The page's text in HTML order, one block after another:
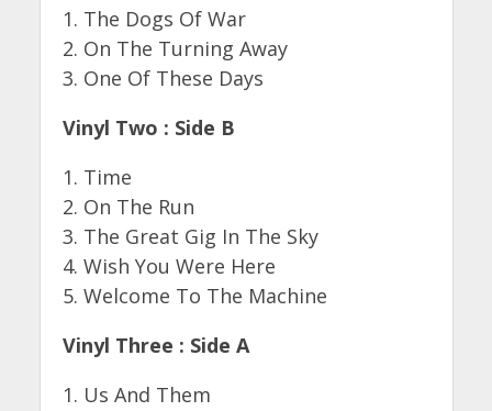
1. The Dogs Of War
2. On The Turning Away
3. One Of These Days
Vinyl Two : Side B
1. Time
2. On The Run
3. The Great Gig In The Sky
4. Wish You Were Here
5. Welcome To The Machine
Vinyl Three : Side A
1. Us And Them